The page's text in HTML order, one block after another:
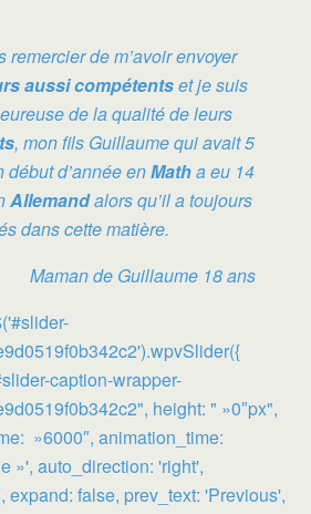
remercier de m’avoir envoyer
aussi compétentset je suis
de la qualité de leurs
, mon fils Guillaume qui avait 5
début d’année enMatha eu 14
Allemandalors qu’il a toujours
dans cette matière.
Maman de Guillaume 18 ans
caption-wrapper-
height: " »0″px",
»6000″, animation_time:
»', auto_direction: 'right',
false, prev_text: 'Previous',